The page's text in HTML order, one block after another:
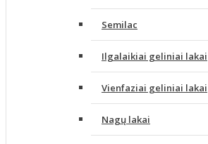
Semilac
Ilgalaikiai geliniai lakai
Vienfaziai geliniai lakai
Nagų lakai